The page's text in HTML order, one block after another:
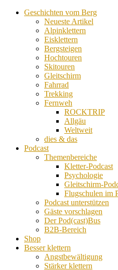
Geschichten vom Berg
Neueste Artikel
Alpinklettern
Eisklettern
Bergsteigen
Hochtouren
Skitouren
Gleitschirm
Fahrrad
Trekking
Fernweh
ROCKTRIP
Allgäu
Weltweit
dies & das
Podcast
Themenbereiche
Kletter-Podcast
Psychologie
Gleitschirm-
Flugschulen im
Podcast unterstützen
Gäste vorschlagen
Der Pod(cast)Bus
B2B-Bereich
Shop
Besser klettern
Angstbewältigung
Stärker klettern